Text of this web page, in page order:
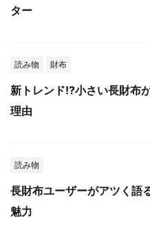
ター
読み物 財布
新トレンド!?小さい長財布
理由
読み物
長財布ユーザーがアツく語
魅力